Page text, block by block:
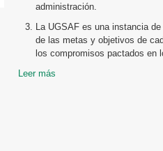
administración.
La UGSAF es una instancia
de las metas y objetivos de
los compromisos pactados en
Coordinar la gestión de los
Leer más